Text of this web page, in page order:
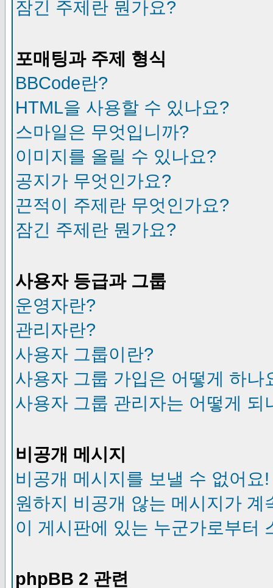
잠긴 주제란 뭔가요?
포매팅과 주제 형식
BBCode란?
HTML을 사용할 수 있나요?
스마일은 무엇입니까?
이미지를 올릴 수 있나요?
공지가 무엇인가요?
끈적이 주제란 무엇인가요?
잠긴 주제란 뭔가요?
사용자 등급과 그룹
운영자란?
관리자란?
사용자 그룹이란?
사용자 그룹 가입은 어떻게 하나
사용자 그룹 관리자는 어떻게 되
비공개 메시지
비공개 메시지를 보낼 수 없어요!
원하지 비공개 않는 메시지가 계
이 게시판에 있는 누군가로부터
phpBB 2 관련